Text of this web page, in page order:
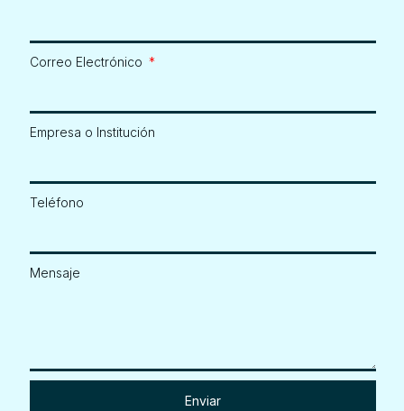
Correo Electrónico
Empresa o Institución
Teléfono
Mensaje
Enviar